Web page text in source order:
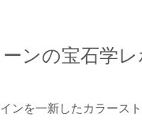
ンの宝石学
ンを一新したカラース